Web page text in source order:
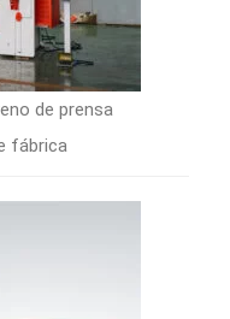
de prensa
fábrica